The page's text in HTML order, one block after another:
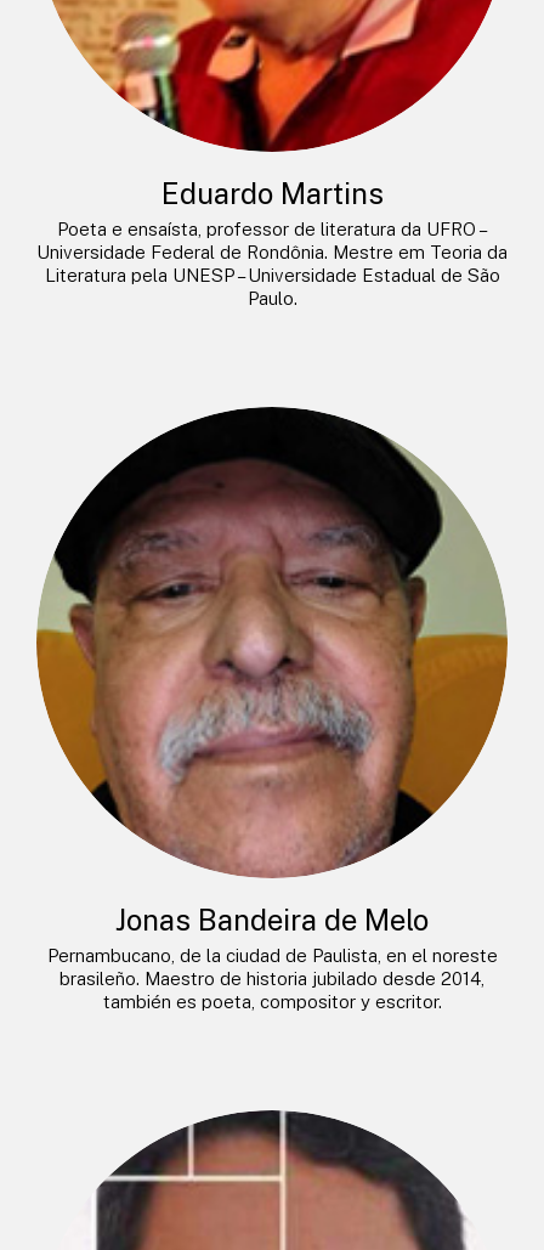
Eduardo Martins
Poeta e ensaísta, professor de literatura da UFRO –
Universidade Federal de Rondônia. Mestre em Teoria da
Literatura pela UNESP – Universidade Estadual de São
Paulo.
Jonas Bandeira de Melo
Pernambucano, de la ciudad de Paulista, en el noreste
brasileño. Maestro de historia jubilado desde 2014,
también es poeta, compositor y escritor.